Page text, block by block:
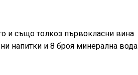
и също толкоз първокласни вина
напитки и 8 броя минерална вода